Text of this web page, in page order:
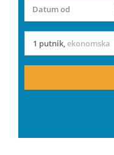
Datum od
1 putnik ekonomska